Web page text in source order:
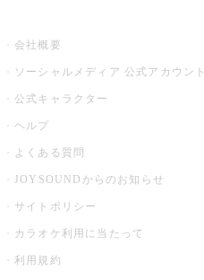
会社概要
ソーシャルメディア 公式アカウント
公式キャラクター
ヘルプ
よくある質問
JOYSOUNDからのお知らせ
サイトポリシー
カラオケ利用に当たって
利用規約